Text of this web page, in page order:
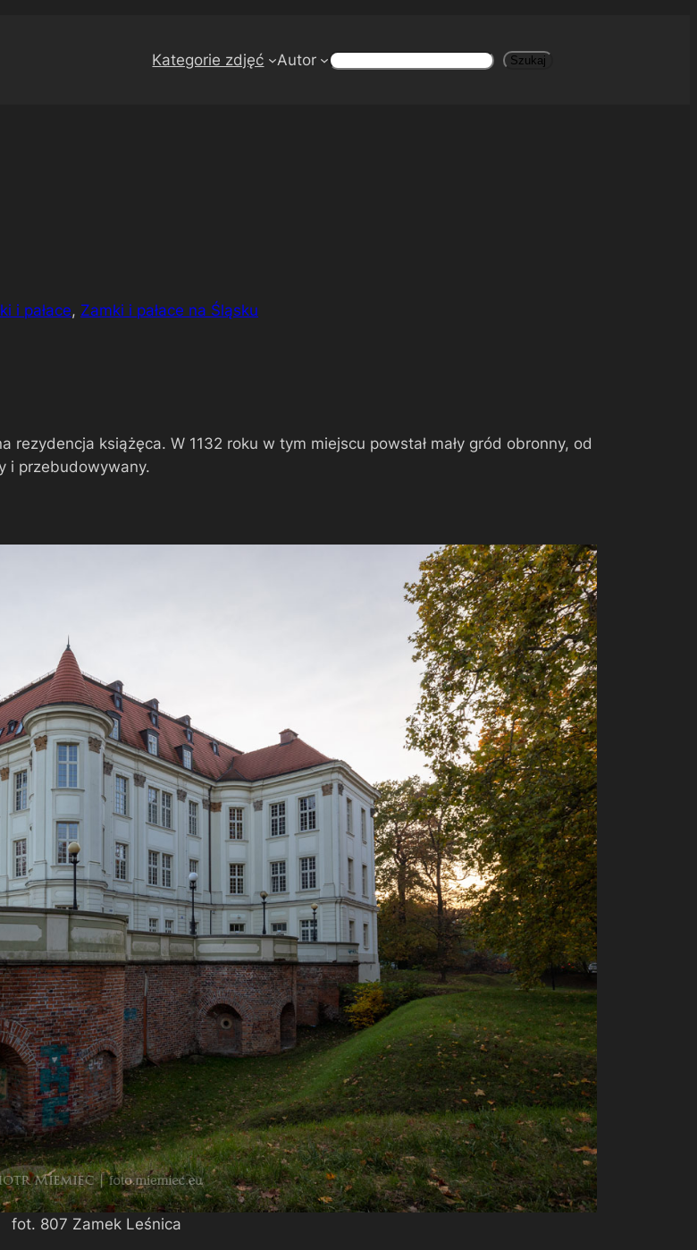
Kategorie zdjęć Autor Szukaj Szukaj
i pałace, Zamki i pałace na Śląsku
książęca. W 1132 roku w tym miejscu powstał mały gród obronny, od
i przebudowywany.
fot. 807 Zamek Leśnica